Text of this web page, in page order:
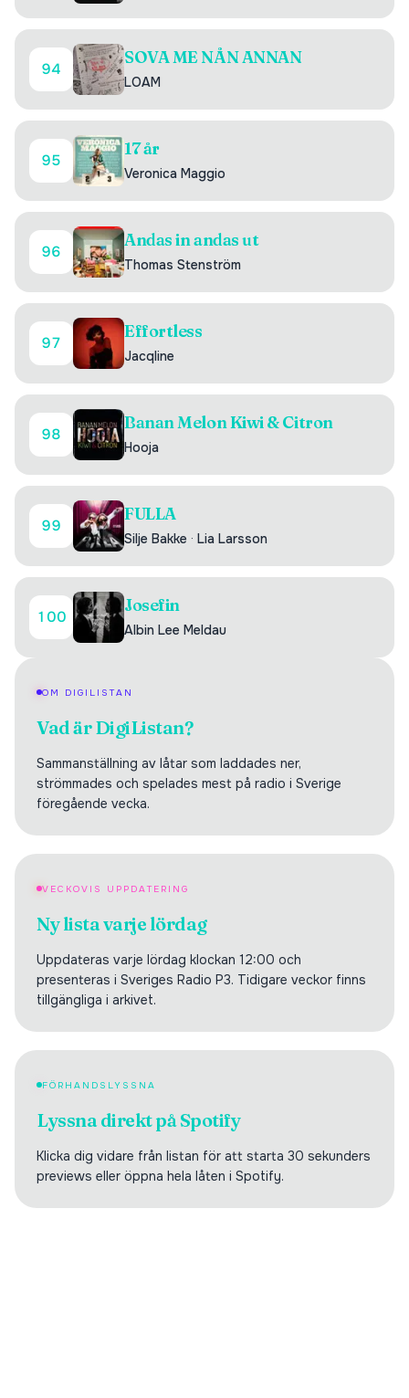
94
SOVA ME NÅN ANNAN
LOAM
95
17 år
Veronica Maggio
96
Andas in andas ut
Thomas Stenström
97
Effortless
Jacqline
98
Banan Melon Kiwi & Citron
Hooja
99
FULLA
Silje Bakke · Lia Larsson
100
Josefin
Albin Lee Meldau
OM DIGILISTAN
Vad är DigiListan?
Sammanställning av låtar som laddades ner,
strömmades och spelades mest på radio i Sverige
föregående vecka.
VECKOVIS UPPDATERING
Ny lista varje lördag
Uppdateras varje lördag klockan 12:00 och
presenteras i Sveriges Radio P3. Tidigare veckor finns
tillgängliga i arkivet.
FÖRHANDSLYSSNA
Lyssna direkt på Spotify
Klicka dig vidare från listan för att starta 30 sekunders
previews eller öppna hela låten i Spotify.